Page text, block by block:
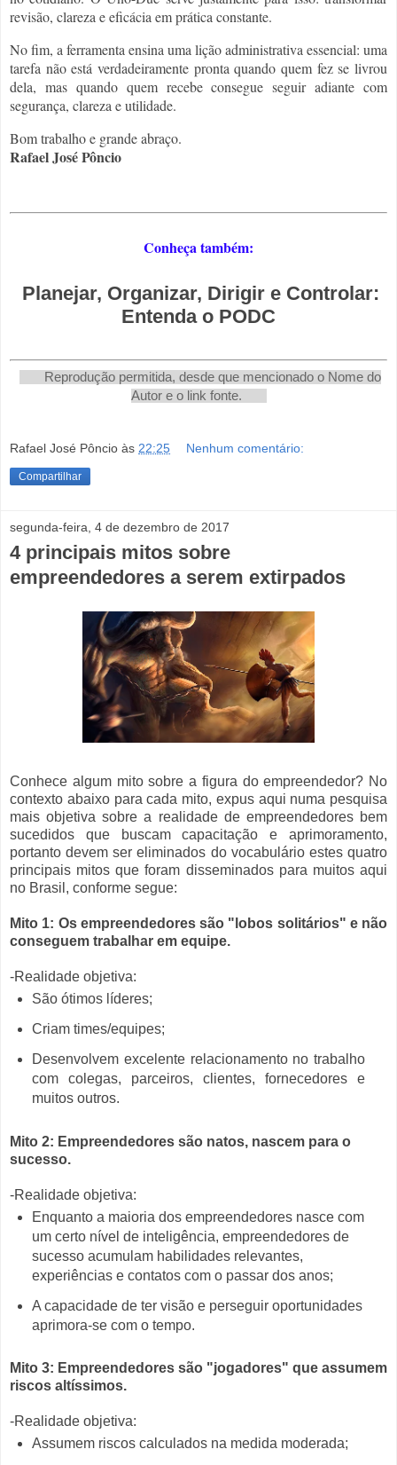
revisão, clareza e eficácia em prática constante.
No fim, a ferramenta ensina uma lição administrativa essencial: uma
tarefa não está verdadeiramente pronta quando quem fez se livrou
dela, mas quando quem recebe consegue seguir adiante com
segurança, clareza e utilidade.
Bom trabalho e grande abraço.
Rafael José Pôncio
Conheça também:
Planejar, Organizar, Dirigir e Controlar:
Entenda o PODC
Reprodução permitida, desde que mencionado o Nome do
Autor e o link fonte.
Rafael José Pôncio às 22:25 Nenhum comentário:
Compartilhar
segunda-feira, 4 de dezembro de 2017
4 principais mitos sobre
empreendedores a serem extirpados
Conhece algum mito sobre a figura do empreendedor? No
contexto abaixo para cada mito, expus aqui numa pesquisa
mais objetiva sobre a realidade de empreendedores bem
sucedidos que buscam capacitação e aprimoramento,
portanto devem ser eliminados do vocabulário estes quatro
principais mitos que foram disseminados para muitos aqui
no Brasil, conforme segue:
Mito 1: Os empreendedores são "lobos solitários" e não
conseguem trabalhar em equipe.
-Realidade objetiva:
São ótimos líderes;
Criam times/equipes;
Desenvolvem excelente relacionamento no trabalho
com colegas, parceiros, clientes, fornecedores e
muitos outros.
Mito 2: Empreendedores são natos, nascem para o
sucesso.
-Realidade objetiva:
Enquanto a maioria dos empreendedores nasce com
um certo nível de inteligência, empreendedores de
sucesso acumulam habilidades relevantes,
experiências e contatos com o passar dos anos;
A capacidade de ter visão e perseguir oportunidades
aprimora-se com o tempo.
Mito 3: Empreendedores são "jogadores" que assumem
riscos altíssimos.
-Realidade objetiva:
Assumem riscos calculados na medida moderada;